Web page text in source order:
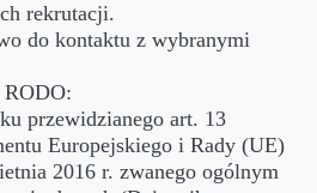
rekrutacji.
do kontaktu z wybranymi
przewidzianego art. 13
Europejskiego i Rady (UE)
2016 r. zwanego ogólnym